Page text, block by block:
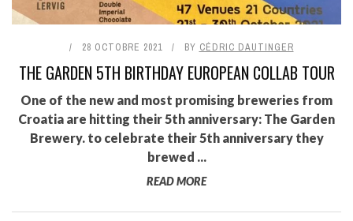
28 OCTOBRE 2021 BY CÉDRIC DAUTINGER
THE GARDEN 5TH BIRTHDAY EUROPEAN COLLAB TOUR
One of the new and most promising breweries from
Croatia are hitting their 5th anniversary: The Garden
Brewery. to celebrate their 5th anniversary they
brewed ...
READ MORE